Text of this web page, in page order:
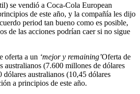
se vendió a Coca-Cola European
de este año, y la compañía les dijo
period tan bueno como es posible,
de las acciones podrían caer si no sigue
oferta a un ‘mejor y remaining’Oferta de
australianos (7.600 millones de dólares
dólares australianos (10,45 dólares
a principios de este año.